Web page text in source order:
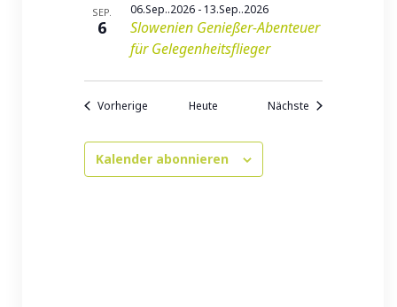
SEP.
6
Slowenien Genießer-Abenteuer
für Gelegenheitsflieger
06.Sep..2026- 13.Sep..2026
VorherigeVeranstaltungen
Heute NächsteVeranstaltungen
Kalender abonnieren